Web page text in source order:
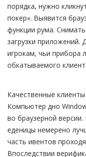
порядка, нужно
покер». Выявится
функции рума.
загрузки приложений.
игрокам, чьи прибора
обкатываемого
Качественные
Компьютер дно
во браузерной
еденицы немерено
часть ивентов
Впоследствии